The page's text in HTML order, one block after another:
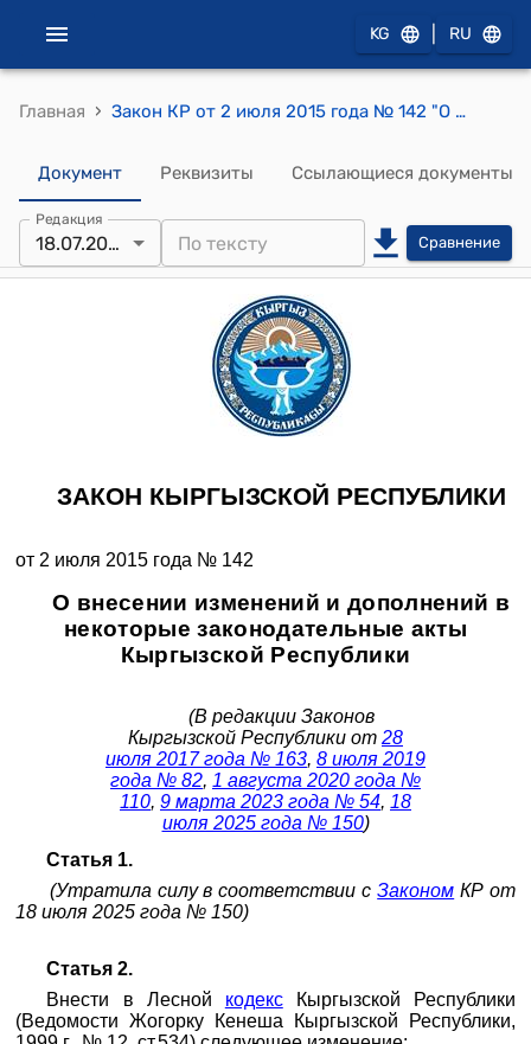
KG RU
Главная › Закон КР от 2 июля 2015 года № 142 "О внесении изменений и дополнений в некоторые законодательные акты Кыргызской Республики"
Документ Реквизиты Ссылающиеся документы
Редакция
18.07.2025 Сравнение